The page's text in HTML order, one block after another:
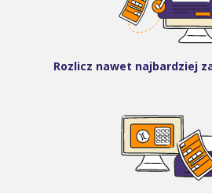
Rozlicz nawet najbardziej